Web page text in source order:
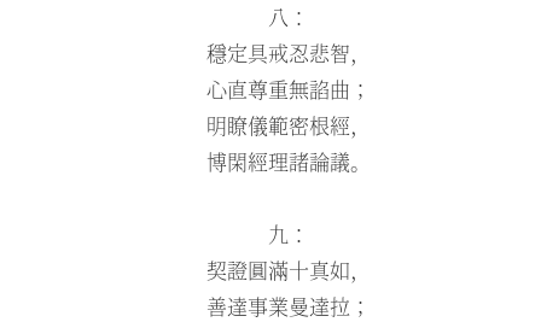
八：
穩定具戒忍悲智，
心直尊重無諂曲；
明瞭儀範密根經，
博閑經理諸論議。
九：
契證圓滿十真如，
善達事業曼達拉；